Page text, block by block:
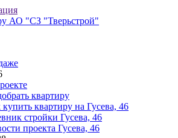
АО "СЗ "Тверьстрой"
квартиру
квартиру на Гусева, 46
стройки Гусева, 46
проекта Гусева, 46